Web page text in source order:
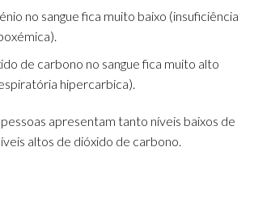
no sangue fica muito baixo (insuficiência
de carbono no sangue fica muito alto
hipercarbica).
apresentam tanto níveis baixos de
altos de dióxido de carbono.